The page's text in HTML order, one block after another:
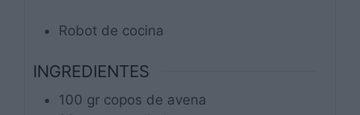
Robot de cocina
INGREDIENTES
100 gr copos de avena